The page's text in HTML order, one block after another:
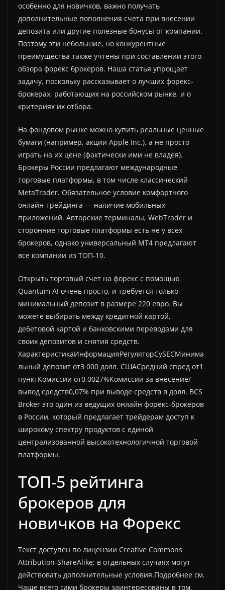
особенно для новичков, важно получать
дополнительные пополнения счета при внесении
депозита или другие полезные бонусы от компании.
Поэтому эти небольшие, но конкурентные
преимущества также учтены при составлении этого
обзора форекс брокеров. Наша статья упрощает
задачу, поскольку рассказывает о лучших форекс-
брокерах, работающих на российском рынке, и о
критериях их отбора.
На фондовом рынке можно купить реальные ценные
бумаги (например, акции Apple Inc.), а не просто
играть на их цене (фактически ими не владея).
Брокеры России предлагают международные
торговые платформы, в том числе классический
MetaTrader. Обязательное условие комфортного
онлайн-трейдинга — наличие мобильных
приложений. Авторские терминалы, WebTrader и
сторонние торговые платформы есть не у всех
брокеров, однако универсальный МТ4 предлагают
все компании из ТОП-10.
Открыть торговый счет на форекс с помощью
Quantum AI очень просто, и требуется только
минимальный депозит в размере 220 евро. Вы
можете выбирать между кредитной картой,
дебетовой картой и банковскими переводами для
своих депозитов и снятия средств.
ХарактеристикаИнформацияРегуляторCySECМинима
льный депозит от3 000 долл. СШАСредний спред от1
пунктКомиссии от0,0027%Комиссии за внесение/
вывод средств0,07% при выводе средств в долл. BCS
Broker это один из ведущих онлайн форекс-брокеров
в России, который предлагает трейдерам доступ к
широкому спектру продуктов с единой
централизованной высокотехнологичной торговой
платформы.
ТОП-5 рейтинга
брокеров для
новичков на Форекс
Текст доступен по лицензии Creative Commons
Attribution-ShareAlike; в отдельных случаях могут
действовать дополнительные условия.Подробнее см.
Чаще всего сами брокеры заинтересованы в том,